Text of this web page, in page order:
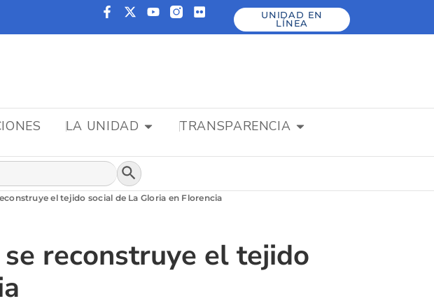
UNIDAD EN
LÍNEA
LA UNIDAD TRANSPARENCIA
Botón de búsqueda
el tejido social de La Gloria en Florencia
reconstruye el tejido